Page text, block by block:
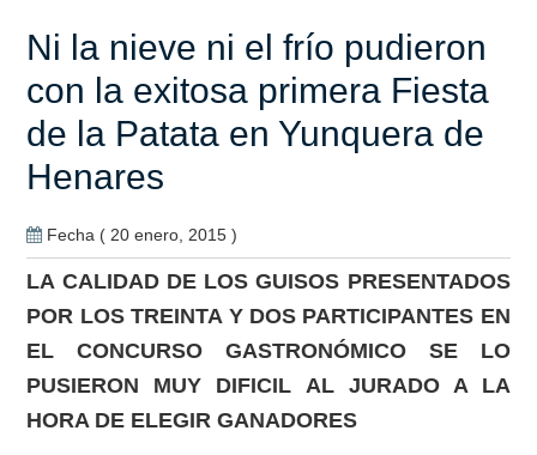
Ni la nieve ni el frío pudieron
con la exitosa primera Fiesta
de la Patata en Yunquera de
Henares
Fecha ( 20 enero, 2015 )
LA CALIDAD DE LOS GUISOS PRESENTADOS
POR LOS TREINTA Y DOS PARTICIPANTES EN
EL CONCURSO GASTRONÓMICO SE LO
PUSIERON MUY DIFICIL AL JURADO A LA
HORA DE ELEGIR GANADORES